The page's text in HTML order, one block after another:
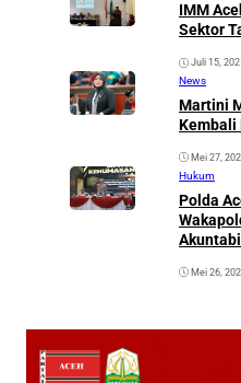
IMM
Sektor
Juli 15,
News
Martini
Kembali
Mei 27,
Hukum
Polda
Mei 26,